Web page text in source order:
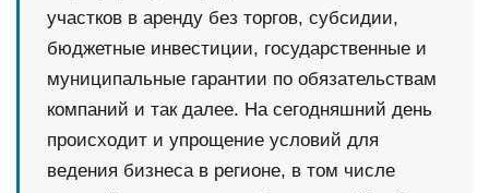
участков в аренду без торгов, субсидии,
бюджетные инвестиции, государственные и
муниципальные гарантии по обязательствам
компаний и так далее. На сегодняшний день
происходит и упрощение условий для
ведения бизнеса в регионе, в том числе